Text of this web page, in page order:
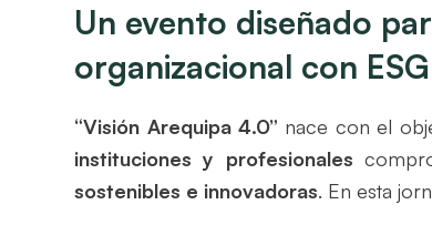
Un evento diseñado
organizacional con
“Visión Arequipa 4.0” nace con el
instituciones y profesionales
sostenibles e innovadoras. En esta